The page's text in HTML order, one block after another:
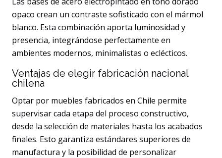
opaco crean un contraste sofisticado con el mármol
blanco. Esta combinación aporta luminosidad y
presencia, integrándose perfectamente en
ambientes modernos, minimalistas o eclécticos.
Ventajas de elegir fabricación nacional
chilena
Optar por muebles fabricados en Chile permite
supervisar cada etapa del proceso constructivo,
desde la selección de materiales hasta los acabados
finales. Esto garantiza estándares superiores de
manufactura y la posibilidad de personalizar